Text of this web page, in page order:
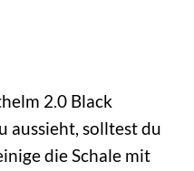
2.0 Black
aussieht, solltest du
die Schale mit